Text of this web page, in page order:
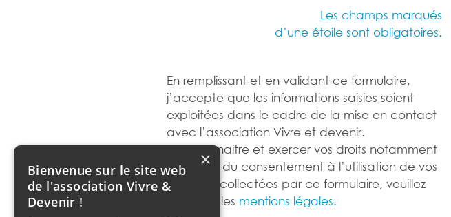
Les champs marqués
d’une étoile sont obligatoires.
En remplissant et en validant ce formulaire,
j’accepte que les informations saisies soient
exploitées dans le cadre de la mise en contact
avec l’association Vivre et devenir.
Pour connaitre et exercer vos droits notamment
de retrait du consentement à l’utilisation de vos
données collectées par ce formulaire, veuillez
consulter les mentions légales.
×
Bienvenue sur le site web
de l'association Vivre &
Devenir !